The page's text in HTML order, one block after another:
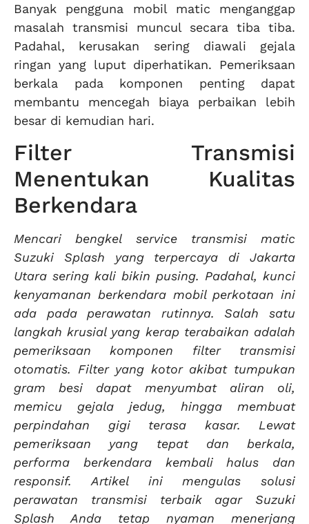
Banyak pengguna mobil matic menganggap
masalah transmisi muncul secara tiba tiba.
Padahal, kerusakan sering diawali gejala
ringan yang luput diperhatikan. Pemeriksaan
berkala pada komponen penting dapat
membantu mencegah biaya perbaikan lebih
besar di kemudian hari.
Filter Transmisi
Menentukan Kualitas
Berkendara
Mencari bengkel service transmisi matic
Suzuki Splash yang terpercaya di Jakarta
Utara sering kali bikin pusing. Padahal, kunci
kenyamanan berkendara mobil perkotaan ini
ada pada perawatan rutinnya. Salah satu
langkah krusial yang kerap terabaikan adalah
pemeriksaan komponen filter transmisi
otomatis. Filter yang kotor akibat tumpukan
gram besi dapat menyumbat aliran oli,
memicu gejala jedug, hingga membuat
perpindahan gigi terasa kasar. Lewat
pemeriksaan yang tepat dan berkala,
performa berkendara kembali halus dan
responsif. Artikel ini mengulas solusi
perawatan transmisi terbaik agar Suzuki
Splash Anda tetap nyaman menerjang